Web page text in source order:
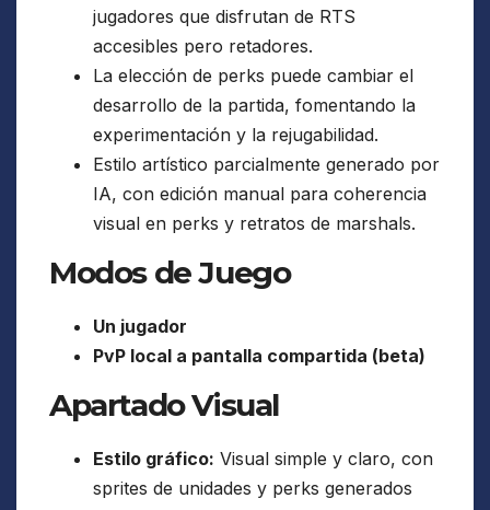
jugadores que disfrutan de RTS
accesibles pero retadores.
La elección de perks puede cambiar el
desarrollo de la partida, fomentando la
experimentación y la rejugabilidad.
Estilo artístico parcialmente generado por
IA, con edición manual para coherencia
visual en perks y retratos de marshals.
Modos de Juego
Un jugador
PvP local a pantalla compartida (beta)
Apartado Visual
Estilo gráfico: Visual simple y claro, con
sprites de unidades y perks generados